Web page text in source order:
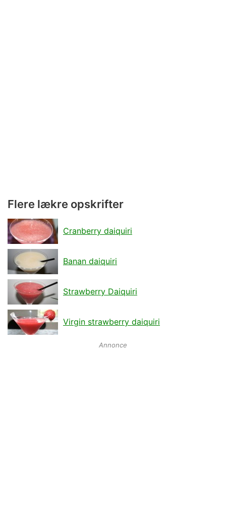
Flere lækre opskrifter
Cranberry daiquiri
Banan daiquiri
Strawberry Daiquiri
Virgin strawberry daiquiri
Annonce